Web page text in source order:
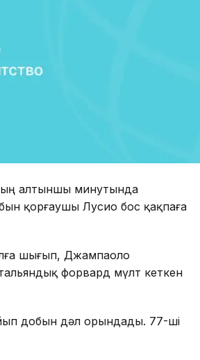
алтыншы минутында
қорғаушы Лусио бос қақпаға
шығып, Джампаоло
форвард мүлт кеткен
добын дәл орындады. 77-ші